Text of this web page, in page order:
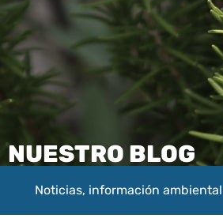
NUESTRO BLOG
Noticias, información ambiental